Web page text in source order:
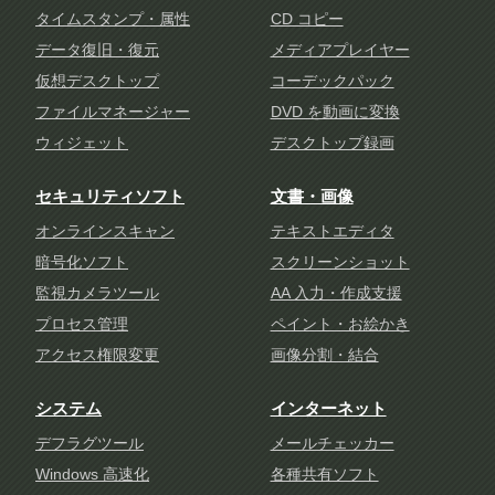
タイムスタンプ・属性
データ復旧・復元
仮想デスクトップ
ファイルマネージャー
ウィジェット
CD コピー
メディアプレイヤー
コーデックパック
DVD を動画に変換
デスクトップ録画
セキュリティソフト
オンラインスキャン
暗号化ソフト
監視カメラツール
プロセス管理
アクセス権限変更
文書・画像
テキストエディタ
スクリーンショット
AA 入力・作成支援
ペイント・お絵かき
画像分割・結合
システム
デフラグツール
Windows 高速化
インターネット
メールチェッカー
各種共有ソフト